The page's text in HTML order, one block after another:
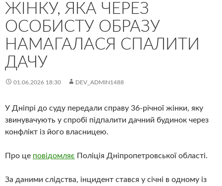
ЖІНКУ, ЯКА ЧЕРЕЗ
ОСОБИСТУ ОБРАЗУ
НАМАГАЛАСЯ СПАЛИТИ
ДАЧУ
01.06.2026 18:30 DEV_ADMIN1488
У Дніпрі до суду передали справу 36-річної жінки, яку
звинувачують у спробі підпалити дачний будинок через
конфлікт із його власницею.
Про це повідомляє Поліція Дніпропетровської області.
За даними слідства, інцидент стався у січні в одному із